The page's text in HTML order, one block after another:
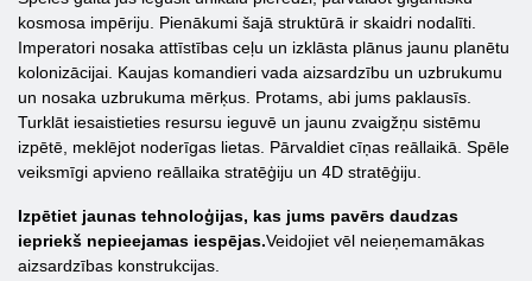
kosmosa impēriju. Pienākumi šajā struktūrā ir skaidri nodalīti.
Imperatori nosaka attīstības ceļu un izklāsta plānus jaunu planētu
kolonizācijai. Kaujas komandieri vada aizsardzību un uzbrukumu
un nosaka uzbrukuma mērķus. Protams, abi jums paklausīs.
Turklāt iesaistieties resursu ieguvē un jaunu zvaigžņu sistēmu
izpētē, meklējot noderīgas lietas. Pārvaldiet cīņas reāllaikā. Spēle
veiksmīgi apvieno reāllaika stratēģiju un 4D stratēģiju.
Izpētiet jaunas tehnoloģijas, kas jums pavērs daudzas
iepriekš nepieejamas iespējas.Veidojiet vēl neieņemamākas
aizsardzības konstrukcijas.